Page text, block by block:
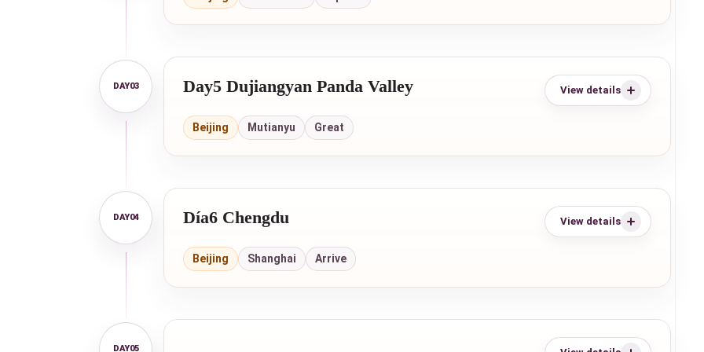
Day5 Dujiangyan Panda Valley
Beijing Mutianyu Great
View details
Día6 Chengdu
Beijing Shanghai Arrive
View details